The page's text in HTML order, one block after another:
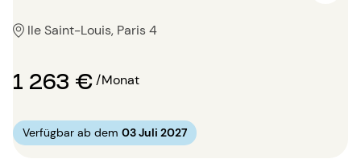
Ile Saint-Louis, Paris 4
1 263 €/Monat
Verfügbar ab dem 03 Juli 2027